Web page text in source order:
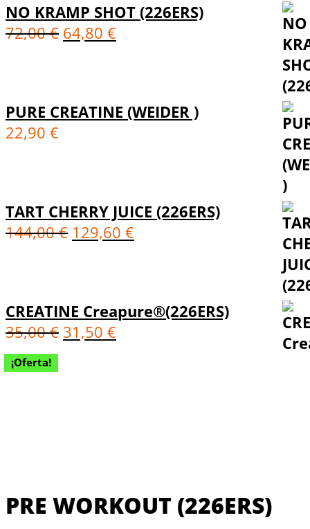
NO KRAMP SHOT (226ERS)
72,00€ 64,80 €
PURE CREATINE (WEIDER )
22,90 €
TART CHERRY JUICE (226ERS)
144,00€ 129,60 €
CREATINE Creapure®(226ERS)
35,00€ 31,50 €
¡Oferta!
PRE WORKOUT (226ERS)